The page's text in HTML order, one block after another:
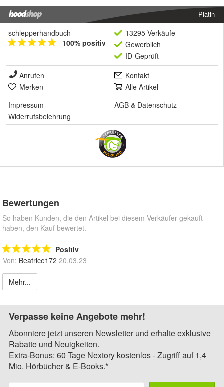
Platin
schlepperhandbuch
100% positiv
13295 Verkäufe
Gewerblich
ID-Geprüft
Anrufen
Kontakt
Merken
Alle Artikel
Impressum
AGB & Datenschutz
Widerrufsbelehrung
Bewertungen
So haben Kunden, die den Artikel bei diesem Verkäufer gekauft
haben, den Kauf bewertet.
Positiv
Von: Beatrice172 20.03.23
Mehr...
Verpasse keine Angebote mehr!
Abonniere jetzt unseren Newsletter und erhalte exklusive
Rabatte und Neuigkeiten.
Extra-Bonus: 60 Tage Nextory kostenlos - Zugriff auf 1,4
Mio. Hörbücher & E-Books.*